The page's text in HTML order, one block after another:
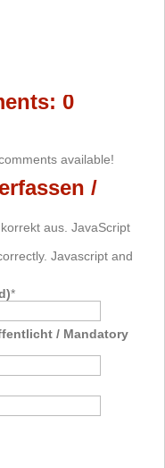
0
available!
/
aus. JavaScript
Javascript and
*
/ Mandatory